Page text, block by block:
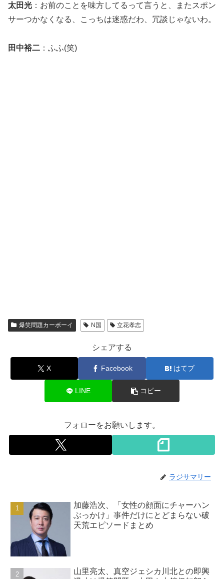
太田光 ：お前のことを味方してるって言うと、またスポン
サーつかなくなる、こっちは迷惑だわ、冗談じゃないわ。
田中裕二 ：ふふ(笑)
爆笑問題カーボーイ N国 立花孝志
シェアする
X Facebook はてブ
LINE コピー
フォローをお願いします。
ラジサマリー
加藤浩次、「女性の顔面にチャーハン
ぶっかけ」事件だけにとどまらない破
天荒エピソードまとめ
山里亮太、真空ジェシカ川北との即興